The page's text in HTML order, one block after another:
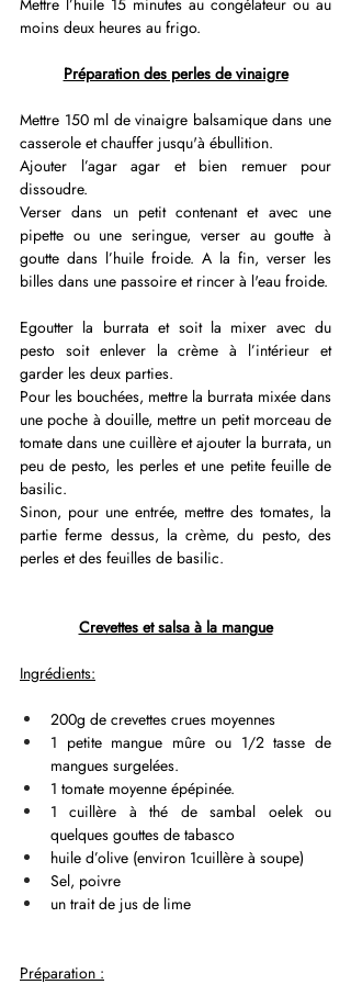
Mettre l’huile 15 minutes au congélateur ou au
moins deux heures au frigo.
Préparation des perles de vinaigre
Mettre 150 ml de vinaigre balsamique dans une
casserole et chauffer jusqu'à ébullition.
Ajouter l’agar agar et bien remuer pour
dissoudre.
Verser dans un petit contenant et avec une
pipette ou une seringue, verser au goutte à
goutte dans l’huile froide. A la fin, verser les
billes dans une passoire et rincer à l'eau froide.
Egoutter la burrata et soit la mixer avec du
pesto soit enlever la crème à l’intérieur et
garder les deux parties.
Pour les bouchées, mettre la burrata mixée dans
une poche à douille, mettre un petit morceau de
tomate dans une cuillère et ajouter la burrata, un
peu de pesto, les perles et une petite feuille de
basilic.
Sinon, pour une entrée, mettre des tomates, la
partie ferme dessus, la crème, du pesto, des
perles et des feuilles de basilic.
Crevettes et salsa à la mangue
Ingrédients:
200g de crevettes crues moyennes
1 petite mangue mûre ou 1/2 tasse de
mangues surgelées.
1 tomate moyenne épépinée.
1 cuillère à thé de sambal oelek ou
quelques gouttes de tabasco
huile d’olive (environ 1cuillère à soupe)
Sel, poivre
un trait de jus de lime
Préparation :